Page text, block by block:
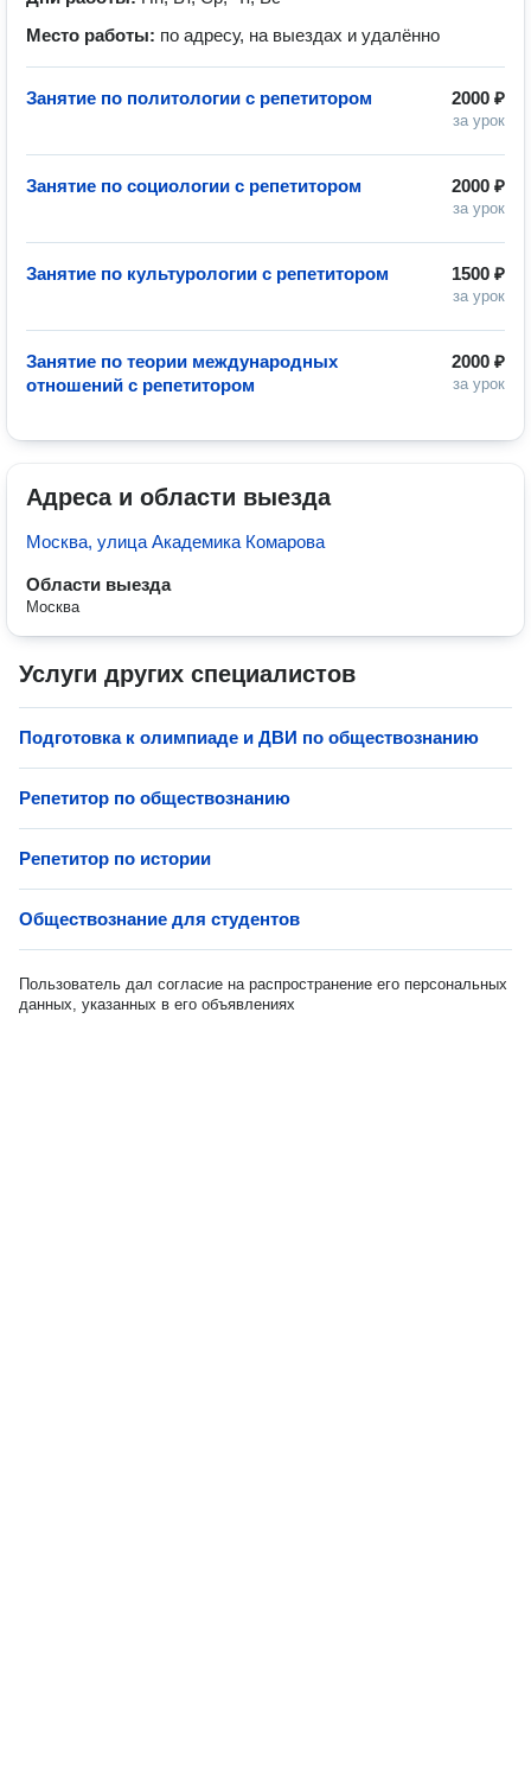
Место работы: по адресу, на выездах и удалённо
2000 ₽
за урок
Занятие по политологии с репетитором
2000 ₽
за урок
Занятие по социологии с репетитором
1500 ₽
за урок
Занятие по культурологии с репетитором
2000 ₽
за урок
Занятие по теории международных
отношений с репетитором
Адреса и области выезда
Москва, улица Академика Комарова
Области выезда
Москва
Услуги других специалистов
Подготовка к олимпиаде и ДВИ по обществознанию
Репетитор по обществознанию
Репетитор по истории
Обществознание для студентов
Пользователь дал согласие на распространение его персональных
данных, указанных в его объявлениях